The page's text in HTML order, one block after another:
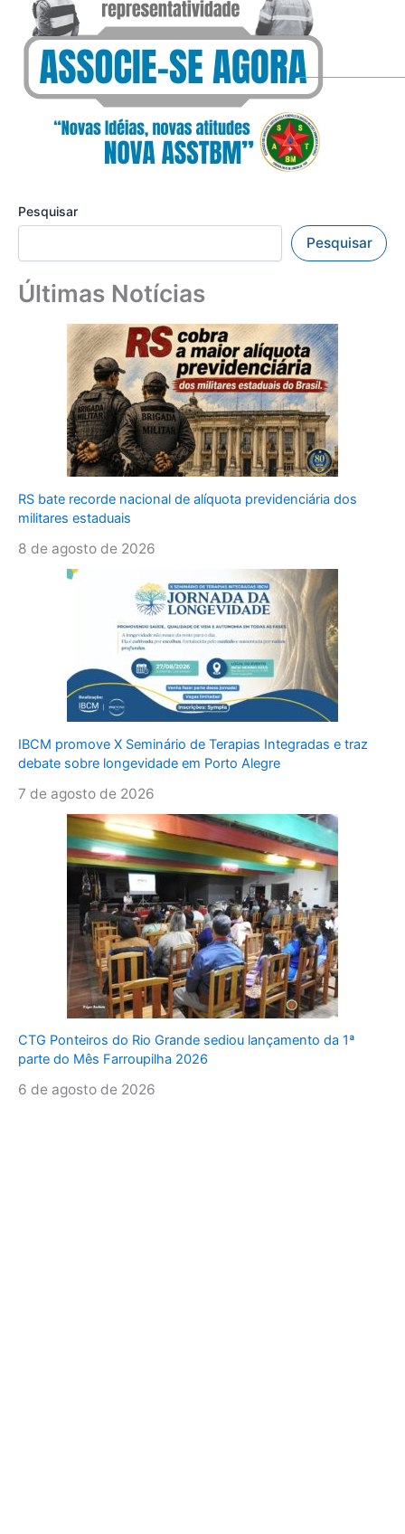
Pesquisar
Pesquisar
Últimas Notícias
RS bate recorde nacional de alíquota previdenciária dos
militares estaduais
8 de agosto de 2026
IBCM promove X Seminário de Terapias Integradas e traz
debate sobre longevidade em Porto Alegre
7 de agosto de 2026
CTG Ponteiros do Rio Grande sediou lançamento da 1ª
parte do Mês Farroupilha 2026
6 de agosto de 2026